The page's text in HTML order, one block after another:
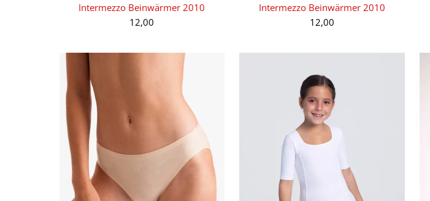
Intermezzo Beinwärmer 2010
12,00
Intermezzo Beinwärmer 2010
12,00